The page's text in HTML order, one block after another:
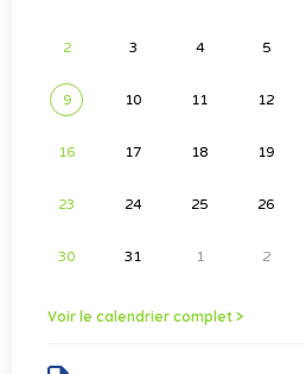
2 3 4 5
9 10 11 12
16 17 18 19
23 24 25 26
30 31 1 2
Voir le calendrier complet >